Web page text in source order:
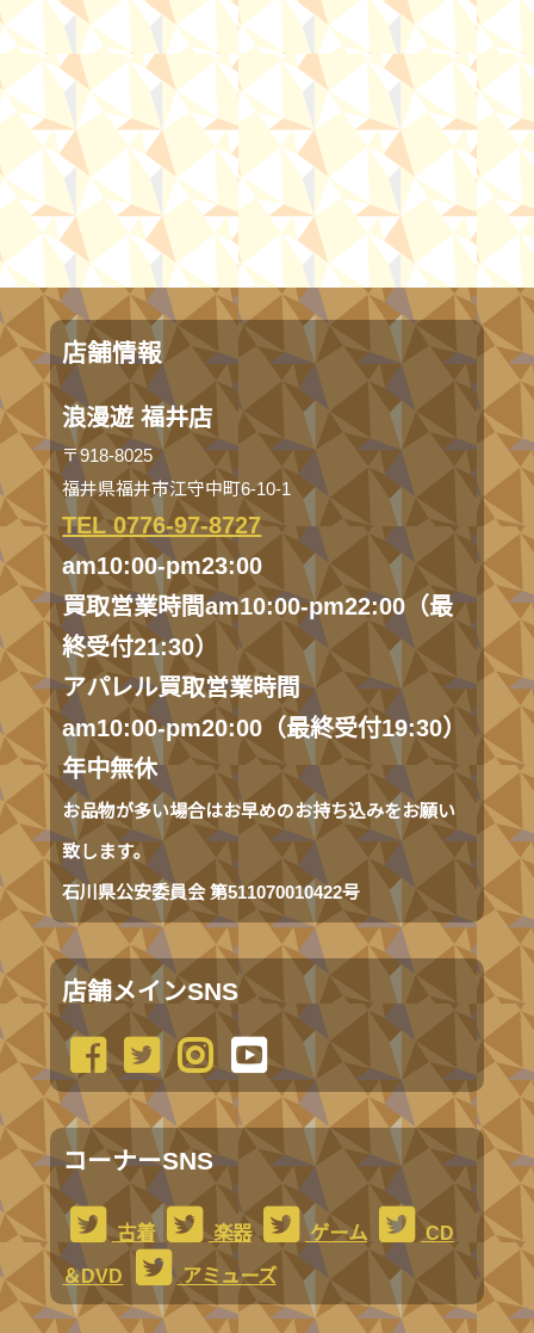
店舗情報
浪漫遊 福井店
〒918-8025
福井県福井市江守中町6-10-1
TEL 0776-97-8727
am10:00-pm23:00
買取営業時間am10:00-pm22:00（最
終受付21:30）
アパレル買取営業時間
am10:00-pm20:00（最終受付19:30）
年中無休
お品物が多い場合はお早めのお持ち込みをお願い
致します。
石川県公安委員会 第511070010422号
店舗メインSNS
コーナーSNS
古着 楽器 ゲーム
CD
＆DVD
アミューズ